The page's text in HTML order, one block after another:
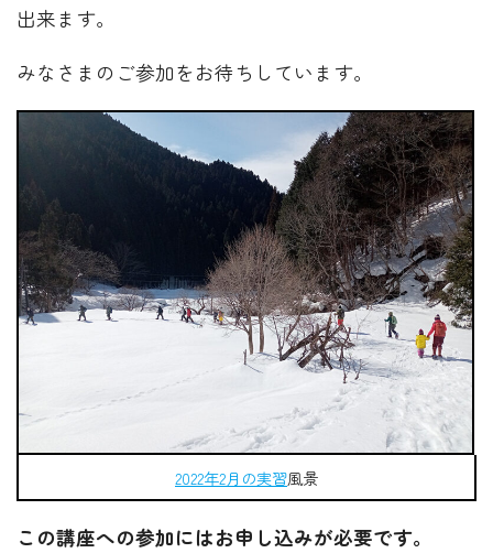
出来ます。
みなさまのご参加をお待ちしています。
2022年2月の実習風景
この講座への参加にはお申し込みが必要です。